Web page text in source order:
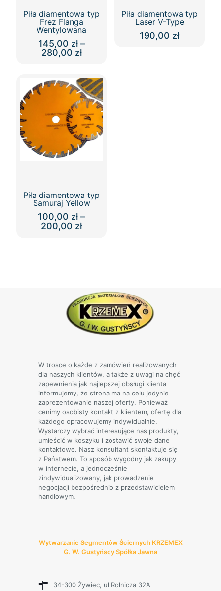
Piła diamentowa typ
Frez Flanga
Wentylowana
145,00 zł –
280,00 złZakres
145,00 zł
do
280,00 zł
ma
wiele
wariantów.
Opcje
można
wybrać
stronie
produktu
Piła diamentowa typ
Laser V-Type
190,00 zł
Piła diamentowa typ
Samuraj Yellow
100,00 zł –
200,00 złZakres
wybrać
na
stronie
produktu
W trosce o każde z zamówień realizowanych
dla naszych klientów, a także z uwagi na chęć
zapewnienia jak najlepszej obsługi klienta
informujemy, że strona ma na celu jedynie
zaprezentowanie naszej oferty. Ponieważ
cenimy osobisty kontakt z klientem, ofertę dla
każdego opracowujemy indywidualnie.
Wystarczy wybrać interesujące nas produkty,
umieścić w koszyku i zostawić swoje dane
kontaktowe. Nasz konsultant skontaktuje się
z Państwem. To sposób wygodny jak zakupy
w internecie, a jednocześnie
zindywidualizowany, jak prowadzenie
negocjacji bezpośrednio z przedstawicielem
handlowym.
Wytwarzanie Segmentów Ściernych KRZEMEX
G. W. Gustyńscy Spółka Jawna
34-300 Żywiec, ul.Rolnicza 32A